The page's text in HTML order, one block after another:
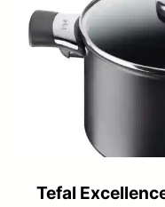
Tefal